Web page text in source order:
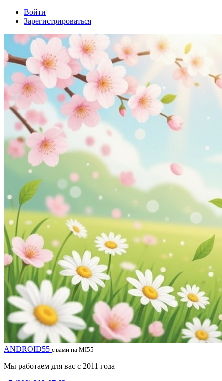
Войти
Зарегистрироваться
ANDROID55 с вами на MI55
Мы работаем для вас с 2011 года